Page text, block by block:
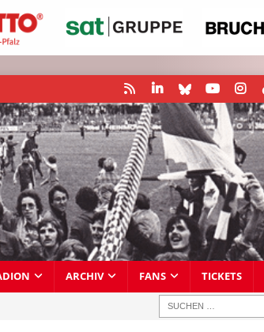
ARCHIV FANS TICKETS